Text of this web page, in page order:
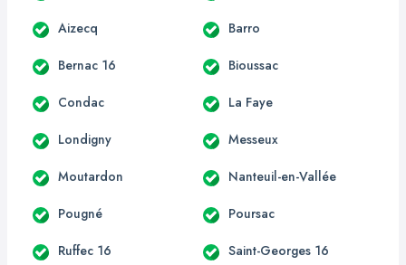
Aizecq Barro
Bernac 16 Bioussac
Condac La Faye
Londigny Messeux
Moutardon Nanteuil-en-Vallée
Pougné Poursac
Ruffec 16 Saint-Georges 16